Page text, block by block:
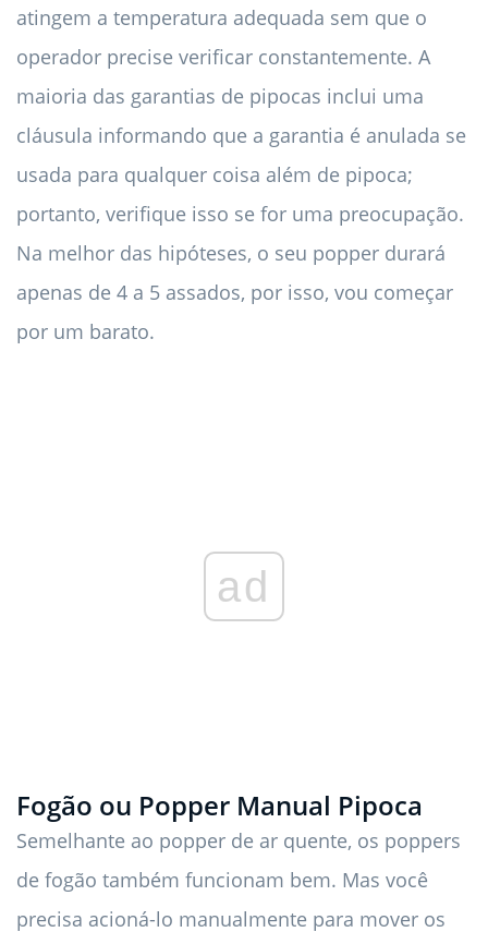
atingem a temperatura adequada sem que o
operador precise verificar constantemente. A
maioria das garantias de pipocas inclui uma
cláusula informando que a garantia é anulada se
usada para qualquer coisa além de pipoca;
portanto, verifique isso se for uma preocupação.
Na melhor das hipóteses, o seu popper durará
apenas de 4 a 5 assados, por isso, vou começar
por um barato.
ad
Fogão ou Popper Manual Pipoca
Semelhante ao popper de ar quente, os poppers
de fogão também funcionam bem. Mas você
precisa acioná-lo manualmente para mover os